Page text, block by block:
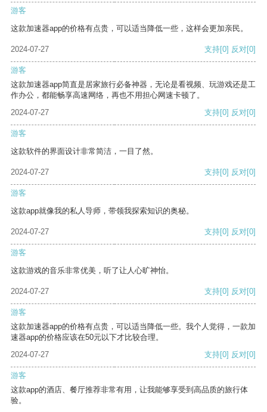
游客
这款加速器app的价格有点贵，可以适当降低一些，这样会更加亲民。
2024-07-27 支持[0] 反对[0]
游客
这款加速器app简直是居家旅行必备神器，无论是看视频、玩游戏还是工
作办公，都能畅享高速网络，再也不用担心网速卡顿了。
2024-07-27
支持[0] 反对[0]
游客
这款软件的界面设计非常简洁，一目了然。
2024-07-27 支持[0] 反对[0]
游客
这款app就像我的私人导师，带领我探索知识的奥秘。
2024-07-27 支持[0] 反对[0]
游客
这款游戏的音乐非常优美，听了让人心旷神怡。
2024-07-27 支持[0] 反对[0]
游客
这款加速器app的价格有点贵，可以适当降低一些。我个人觉得，一款加
速器app的价格应该在50元以下才比较合理。
2024-07-27
支持[0] 反对[0]
游客
这款app的酒店、餐厅推荐非常有用，让我能够享受到高品质的旅行体
验。